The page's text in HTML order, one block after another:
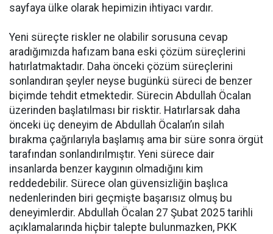
sayfaya ülke olarak hepimizin ihtiyacı vardır.
Yeni süreçte riskler ne olabilir sorusuna cevap
aradığımızda hafızam bana eski çözüm süreçlerini
hatırlatmaktadır. Daha önceki çözüm süreçlerini
sonlandıran şeyler neyse bugünkü süreci de benzer
biçimde tehdit etmektedir. Sürecin Abdullah Öcalan
üzerinden başlatılması bir risktir. Hatırlarsak daha
önceki üç deneyim de Abdullah Öcalan’ın silah
bırakma çağrılarıyla başlamış ama bir süre sonra örgüt
tarafından sonlandırılmıştır. Yeni sürece dair
insanlarda benzer kaygının olmadığını kim
reddedebilir. Sürece olan güvensizliğin başlıca
nedenlerinden biri geçmişte başarısız olmuş bu
deneyimlerdir. Abdullah Öcalan 27 Şubat 2025 tarihli
açıklamalarında hiçbir talepte bulunmazken, PKK